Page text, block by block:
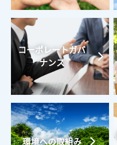
コーポレートガバ
ナンス
環境への取組み